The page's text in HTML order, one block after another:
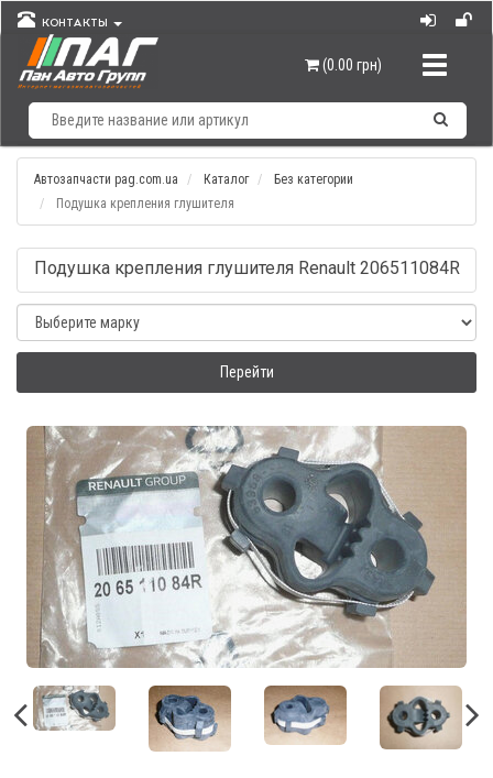
КОНТАКТЫ
(0.00 грн)
Автозапчасти pag.com.ua Каталог
Без категории
Подушка крепления глушителя
Подушка крепления глушителя Renault 206511084R
Перейти